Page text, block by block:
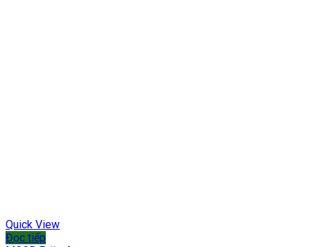
Quick View
Đọc tiếp